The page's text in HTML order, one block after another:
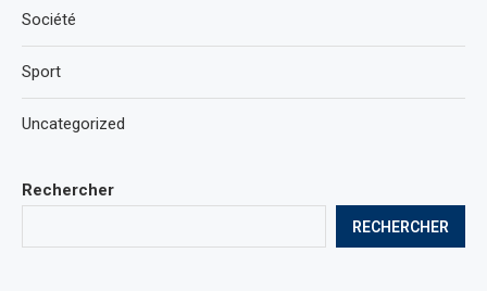
Rechercher
RECHERCHER
Société
Sport
Uncategorized